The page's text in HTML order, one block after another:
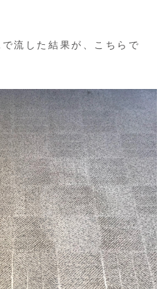
流した結果が、こちらで